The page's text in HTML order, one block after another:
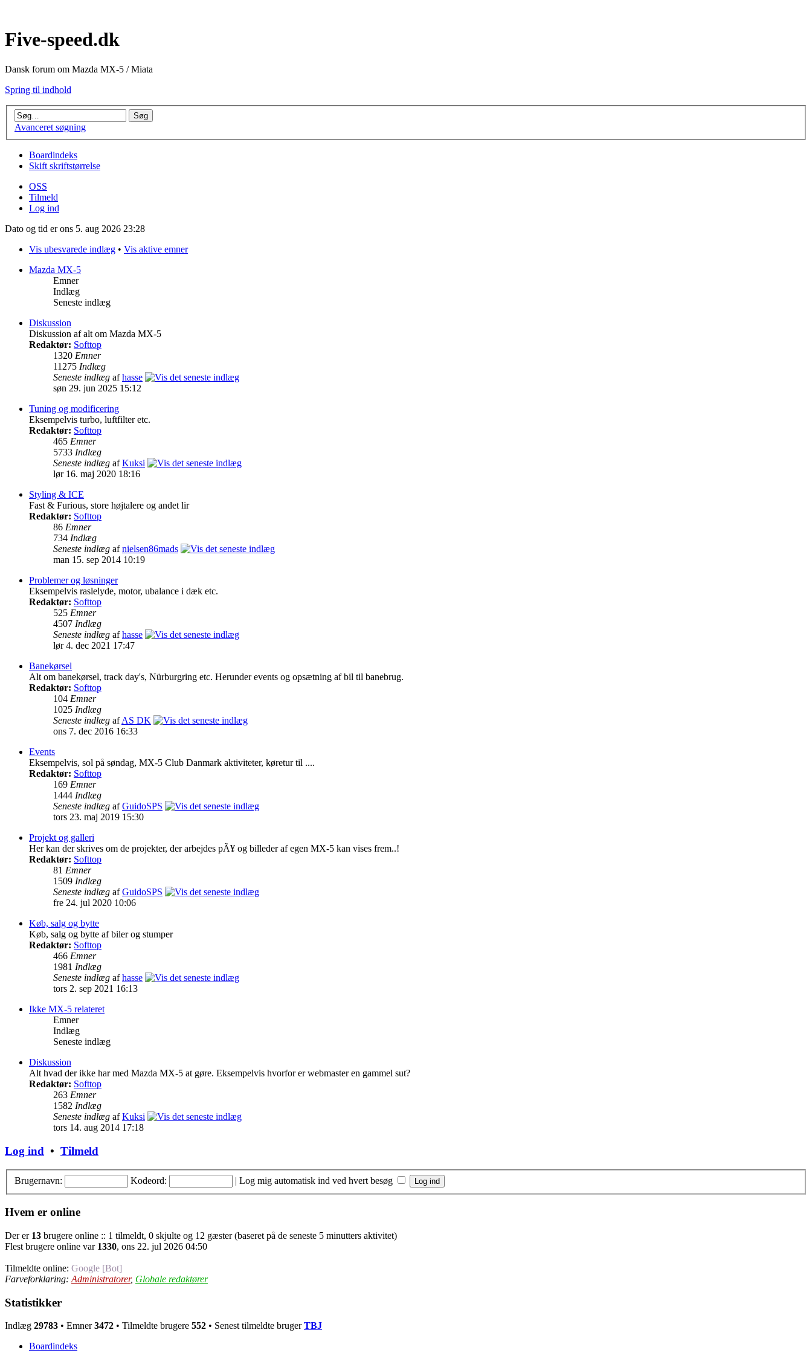
Five-speed.dk
Dansk forum om Mazda MX-5 / Miata
Spring til indhold
Avanceret søgning
Boardindeks
Skift skriftstørrelse
OSS
Tilmeld
Log ind
Dato og tid er ons 5. aug 2026 23:28
Vis ubesvarede indlæg • Vis aktive emner
Mazda MX-5
Emner
Indlæg
Seneste indlæg
Diskussion
Diskussion af alt om Mazda MX-5
Redaktør: Softtop
1320 Emner
11275 Indlæg
Seneste indlæg afhasse
søn 29. jun 2025 15:12
Tuning og modificering
Eksempelvis turbo, luftfilter etc.
Redaktør: Softtop
465 Emner
5733 Indlæg
Seneste indlæg afKuksi
lør 16. maj 2020 18:16
Styling & ICE
Fast & Furious, store højtalere og andet lir
Redaktør: Softtop
86 Emner
734 Indlæg
Seneste indlæg afnielsen86mads
man 15. sep 2014 10:19
Problemer og løsninger
Eksempelvis raslelyde, motor, ubalance i dæk etc.
Redaktør: Softtop
525 Emner
4507 Indlæg
Seneste indlæg afhasse
lør 4. dec 2021 17:47
Banekørsel
Alt om banekørsel, track day's, Nürburgring etc. Herunder events og opsætning af bil til banebrug.
Redaktør: Softtop
104 Emner
1025 Indlæg
Seneste indlæg afAS DK
ons 7. dec 2016 16:33
Events
Eksempelvis, sol på søndag, MX-5 Club Danmark aktiviteter, køretur til ....
Redaktør: Softtop
169 Emner
1444 Indlæg
Seneste indlæg afGuidoSPS
tors 23. maj 2019 15:30
Projekt og galleri
Her kan der skrives om de projekter, der arbejdes pÃ¥ og billeder af egen MX-5 kan vises frem..!
Redaktør: Softtop
81 Emner
1509 Indlæg
Seneste indlæg afGuidoSPS
fre 24. jul 2020 10:06
Køb, salg og bytte
Køb, salg og bytte af biler og stumper
Redaktør: Softtop
466 Emner
1981 Indlæg
Seneste indlæg afhasse
tors 2. sep 2021 16:13
Ikke MX-5 relateret
Emner
Indlæg
Seneste indlæg
Diskussion
Alt hvad der ikke har med Mazda MX-5 at gøre. Eksempelvis hvorfor er webmaster en gammel sut?
Redaktør: Softtop
263 Emner
1582 Indlæg
Seneste indlæg afKuksi
tors 14. aug 2014 17:18
Log ind • Tilmeld
Brugernavn: Kodeord: | Log mig automatisk ind ved hvert besøg
Hvem er online
Der er 13 brugere online :: 1 tilmeldt, 0 skjulte og 12 gæster (baseret på de seneste 5 minutters aktivitet)
Flest brugere online var 1330, ons 22. jul 2026 04:50
Tilmeldte online: Google [Bot]
Farveforklaring: Administratorer, Globale redaktører
Statistikker
Indlæg 29783 • Emner3472 • Tilmeldte brugere 552 • Senest tilmeldte brugerTBJ
Boardindeks